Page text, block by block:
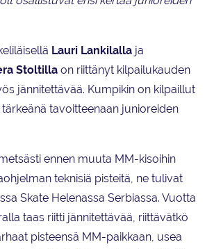
Lauri Lankilalla ja
Stoltilla on riittänyt kilpailukauden
jännitettävää. Kumpikin on kilpaillut
tavoitteenaan junioreiden
ennen muuta MM-kisoihin
teknisiä pisteitä, ne tulivat
Skate Helenassa Serbiassa. Vuotta
taas riitti jännitettävää, riittävätkö
pisteensä MM-paikkaan, usea